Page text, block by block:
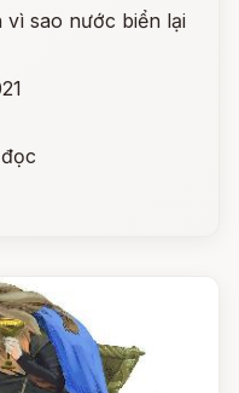
vì sao nước biển lại